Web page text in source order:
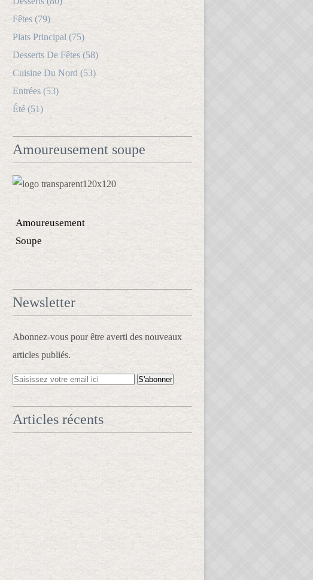
Fêtes (79)
Plats Principal (75)
Desserts De Fêtes (58)
Cuisine Du Nord (53)
Entrées (53)
Été (51)
Amoureusement soupe
Amoureusement
Soupe
Newsletter
Abonnez-vous pour être averti des nouveaux
articles publiés.
Articles récents